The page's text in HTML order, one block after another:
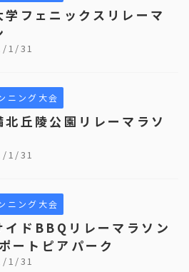
学フェニックスリレーマ
1/31
ニング大会
北丘陵公園リレーマラソ
1/31
ニング大会
イドBBQリレーマラソン
ートピアパーク
1/31